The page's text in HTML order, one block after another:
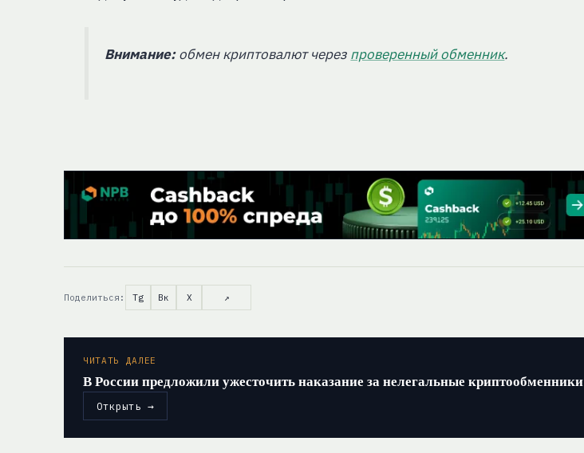
Внимание:обмен криптовалют через проверенный обменник.
Поделиться: Tg Вк X ↗
ЧИТАТЬ ДАЛЕЕ
В России предложили ужесточить наказание за нелегальные криптообменники
Открыть →